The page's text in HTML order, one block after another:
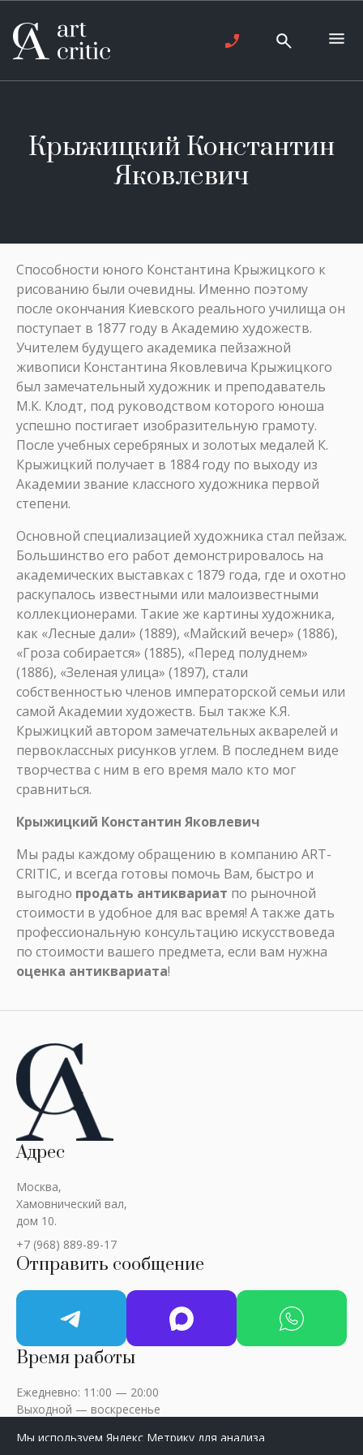
Крыжицкий Константин
Яковлевич
Способности юного Константина Крыжицкого к
рисованию были очевидны. Именно поэтому
после окончания Киевского реального училища он
поступает в 1877 году в Академию художеств.
Учителем будущего академика пейзажной
живописи Константина Яковлевича Крыжицкого
был замечательный художник и преподаватель
М.К. Клодт, под руководством которого юноша
успешно постигает изобразительную грамоту.
После учебных серебряных и золотых медалей К.
Крыжицкий получает в 1884 году по выходу из
Академии звание классного художника первой
степени.
Основной специализацией художника стал пейзаж.
Большинство его работ демонстрировалось на
академических выставках с 1879 года, где и охотно
раскупалось известными или малоизвестными
коллекционерами. Такие же картины художника,
как «Лесные дали» (1889), «Майский вечер» (1886),
«Гроза собирается» (1885), «Перед полуднем»
(1886), «Зеленая улица» (1897), стали
собственностью членов императорской семьи или
самой Академии художеств. Был также К.Я.
Крыжицкий автором замечательных акварелей и
первоклассных рисунков углем. В последнем виде
творчества с ним в его время мало кто мог
сравниться.
Крыжицкий Константин Яковлевич
Мы рады каждому обращению в компанию ART-
CRITIC, и всегда готовы помочь Вам, быстро и
выгодно продать антиквариат по рыночной
стоимости в удобное для вас время! А также дать
профессиональную консультацию искусствоведа
по стоимости вашего предмета, если вам нужна
оценка антиквариата!
Адрес
Москва,
Хамовнический вал,
дом 10.
+7 (968) 889-89-17
Отправить сообщение
Время работы
Ежедневно: 11:00 — 20:00
Выходной — воскресенье
Мы используем Яндекс Метрику для анализа